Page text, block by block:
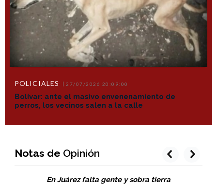
POLICIALES 27/07/2026 20:09:00
Bolívar: ante el masivo envenenamiento de
perros, los vecinos salen a la calle
Notas de Opinión
En Juárez falta gente y sobra tierra
prev next